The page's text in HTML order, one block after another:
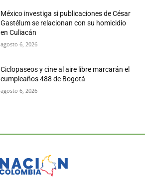
México investiga si publicaciones de César
Gastélum se relacionan con su homicidio
en Culiacán
agosto 6, 2026
Ciclopaseos y cine al aire libre marcarán el
cumpleaños 488 de Bogotá
agosto 6, 2026